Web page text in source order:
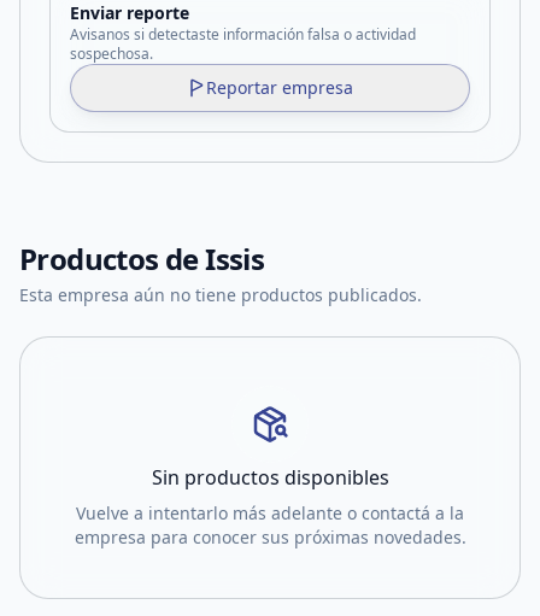
Enviar reporte
Avisanos si detectaste información falsa o actividad
sospechosa.
Reportar empresa
Productos deIssis
Esta empresa aún no tiene productos publicados.
Sin productos disponibles
Vuelve a intentarlo más adelante o contactá a la
empresa para conocer sus próximas novedades.